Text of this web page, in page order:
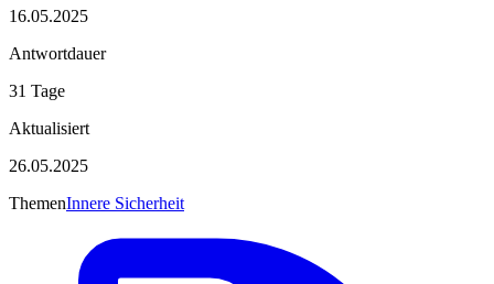
16.05.2025
Antwortdauer
31 Tage
Aktualisiert
26.05.2025
ThemenInnere Sicherheit